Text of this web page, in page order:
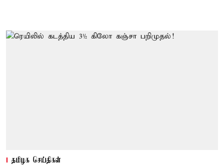
தமிழக செய்திகள்